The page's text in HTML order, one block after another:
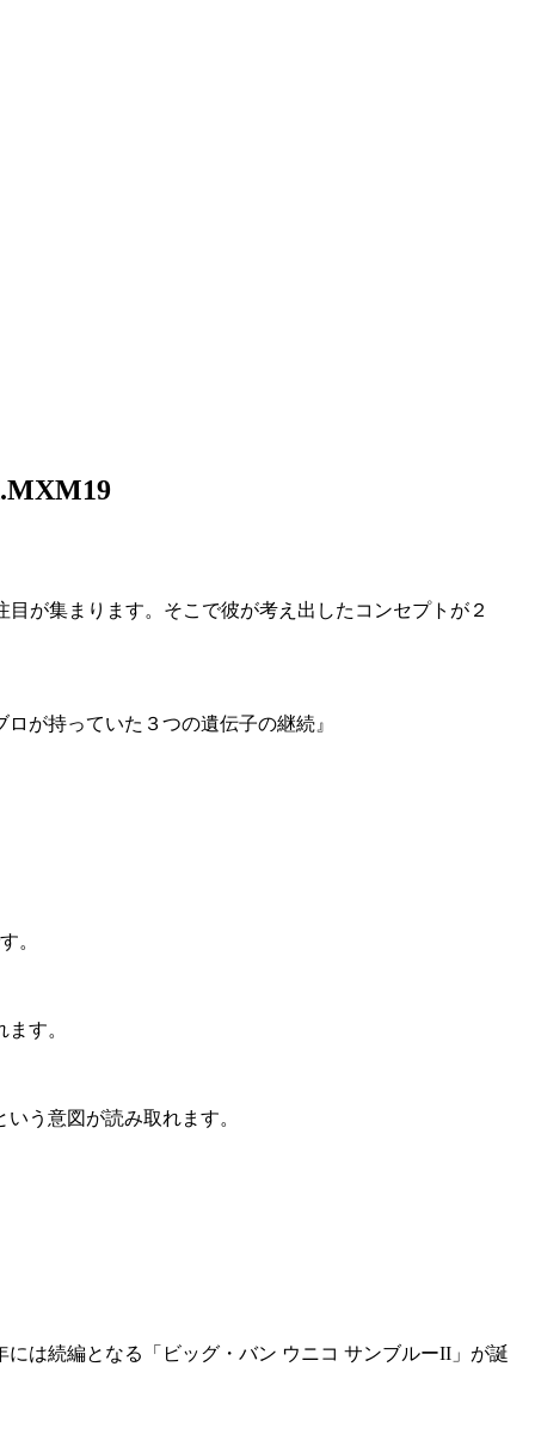
が集まります。そこで彼が考え出したコンセプトが２
が持っていた３つの遺伝子の継続』
。
す。
う意図が読み取れます。
は続編となる「ビッグ・バン ウニコ サンブルーII」が誕